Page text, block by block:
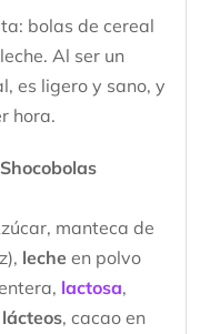
bolas de cereal
Al ser un
es ligero y sano, y
hora.
manteca de
leche en polvo
lactosa,
, cacao en